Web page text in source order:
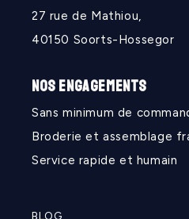
27 rue de Mathiou,
40150 Soorts-Hossegor
NOS ENGAGEMENTS
Sans minimum de
Broderie et assemblage
Service rapide et humain